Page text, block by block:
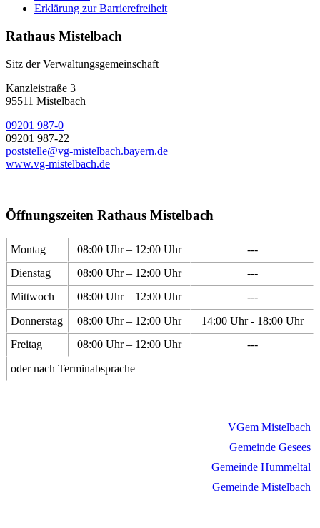
Erklärung zur Barrierefreiheit
Rathaus Mistelbach
Sitz der Verwaltungsgemeinschaft
Kanzleistraße 3
95511 Mistelbach
09201 987-0
09201 987-22
poststelle@vg-mistelbach.bayern.de
www.vg-mistelbach.de
Öffnungszeiten Rathaus Mistelbach
Montag 08:00 Uhr – 12:00 Uhr
---
Dienstag
08:00 Uhr – 12:00 Uhr
---
Mittwoch
08:00 Uhr – 12:00 Uhr
---
Donnerstag
08:00 Uhr – 12:00 Uhr
14:00 Uhr - 18:00 Uhr
Freitag
08:00 Uhr – 12:00 Uhr
---
oder nach Terminabsprache
VGem Mistelbach
Gemeinde Gesees
Gemeinde Hummeltal
Gemeinde Mistelbach